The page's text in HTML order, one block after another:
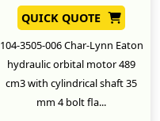
QUICK QUOTE
104-3505-006 Char-Lynn Eaton
hydraulic orbital motor 489
cm3 with cylindrical shaft 35
mm 4 bolt fla...